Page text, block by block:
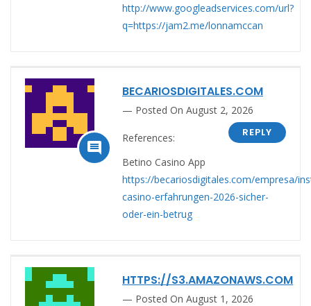
http://www.googleadservices.com/url?
q=https://jam2.me/lonnamccan

BECARIOSDIGITALES.COM
Posted On August 2, 2026
REPLY
References:
Betino Casino App
https://becariosdigitales.com/empresa/
casino-erfahrungen-2026-sicher-
oder-ein-betrug
HTTPS://S3.AMAZONAWS.COM
Posted On August 1, 2026